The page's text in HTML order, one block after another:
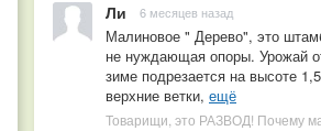
Ли 6 месяцев назад
Малиновое " Дерево", это
не нуждающая опоры. Урожай
зиме подрезается на высоте
верхние ветки, ещё